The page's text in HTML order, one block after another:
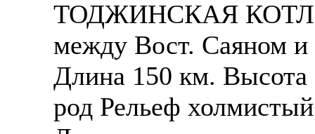
ТОДЖИНСКАЯ
между Вост. Саяном и
Длина 150 км.
род Рельеф